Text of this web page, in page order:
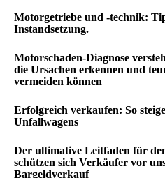
Motorgetriebe und -technik:
Instandsetzung.
Motorschaden-Diagnose
die Ursachen erkennen und
vermeiden können
Erfolgreich verkaufen: So
Unfallwagens
Der ultimative Leitfaden für
schützen sich Verkäufer vor
Bargeldverkauf